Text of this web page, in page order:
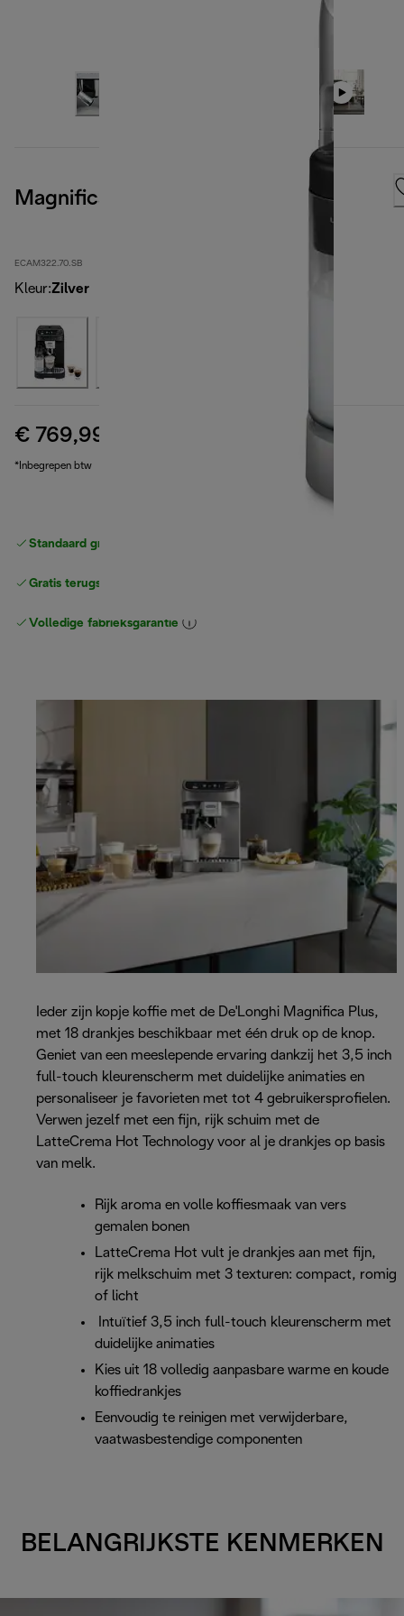
Magnifica Plus
ECAM322.70.SB
Kleur:Zilver
€ 769,99 originele prijs € 799,99
*Inbegrepen btw
Standaard gratis verzending
Gratis terugsturen
Volledige fabrieksgarantie
Ieder zijn kopje koffie met de De'Longhi Magnifica Plus,
met 18 drankjes beschikbaar met één druk op de knop.
Geniet van een meeslepende ervaring dankzij het 3,5 inch
full-touch kleurenscherm met duidelijke animaties en
personaliseer je favorieten met tot 4 gebruikersprofielen.
Verwen jezelf met een fijn, rijk schuim met de
LatteCrema Hot Technology voor al je drankjes op basis
van melk.
Rijk aroma en volle koffiesmaak van vers
gemalen bonen
LatteCrema Hot vult je drankjes aan met fijn,
rijk melkschuim met 3 texturen: compact, romig
of licht
Intuïtief 3,5 inch full-touch kleurenscherm met
duidelijke animaties
Kies uit 18 volledig aanpasbare warme en koude
koffiedrankjes
Eenvoudig te reinigen met verwijderbare,
vaatwasbestendige componenten
BELANGRIJKSTE KENMERKEN